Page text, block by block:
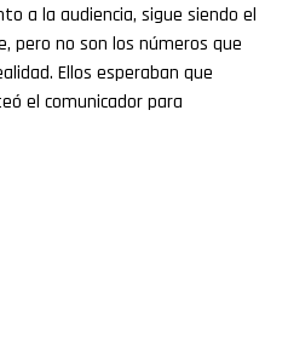
a la audiencia, sigue siendo el
pero no son los números que
Ellos esperaban que
el comunicador para